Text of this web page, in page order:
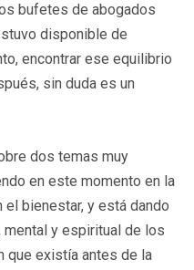
bufetes de abogados
disponible de
encontrar ese equilibrio
sin duda es un
dos temas muy
en este momento en la
el bienestar, y está dando
y espiritual de los
que existía antes de la